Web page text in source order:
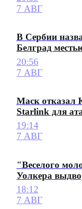
7 АВГ
В Сербии
Белград
20:56
7 АВГ
Маск отказал
Starlink для
19:14
7 АВГ
"Веселого
Уолкера
18:12
7 АВГ